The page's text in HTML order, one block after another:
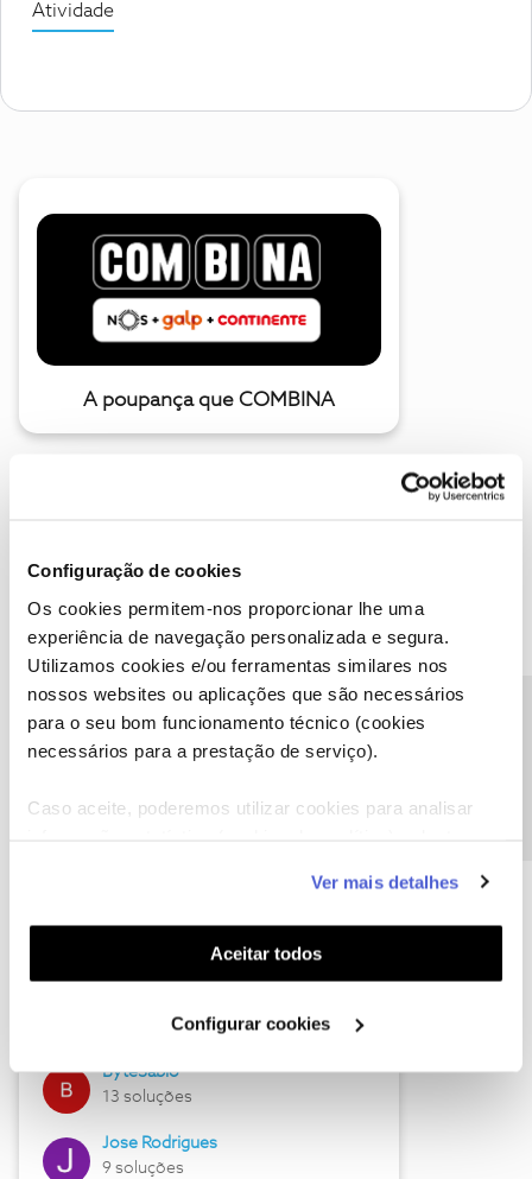
Configuração de cookies
Os cookies permitem-nos proporcionar lhe uma
experiência de navegação personalizada e segura.
Utilizamos cookies e/ou ferramentas similares nos
nossos websites ou aplicações que são necessários
para o seu bom funcionamento técnico (cookies
necessários para a prestação de serviço).
Caso aceite, poderemos utilizar cookies para analisar
funcionalidades (cookies de personalização e
funcionalidade) e adaptar anúncios aos seus interesses
(cookies de publicidade personalizada). Pode gerir a
utilização dos cookies clicando em "Configurar
Ver mais detalhes
Aceitar todos
Configurar cookies
Atividade
A poupança que COMBINA
Descubra as novidades de julho
Hall of Fame de julho
17 soluções
ByteSábio
13 soluções
Jose Rodrigues
9 soluções